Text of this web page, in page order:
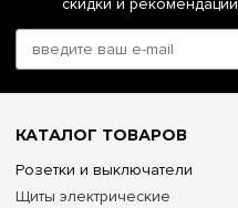
скидки и рекомендации
КАТАЛОГ ТОВАРОВ
Розетки и выключатели
Щиты электрические